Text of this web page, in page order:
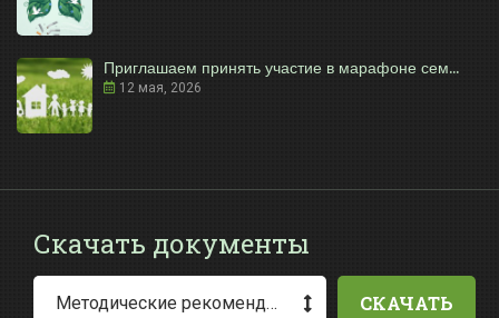
Приглашаем принять участие в марафоне сем...
12 мая, 2026
Скачать документы
Методические рекомендации по заполнению заявления о выдаче разрешения на специальное водопользование СКАЧАТЬ